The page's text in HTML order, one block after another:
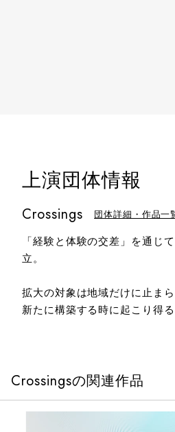
上演団体情報
Crossings 団体詳細・作品一
「経験と体験の交差」を通じ
立。
拡大の対象は地域だけに止ま
新たに構築する時に起こり得
Crossingsの関連作品